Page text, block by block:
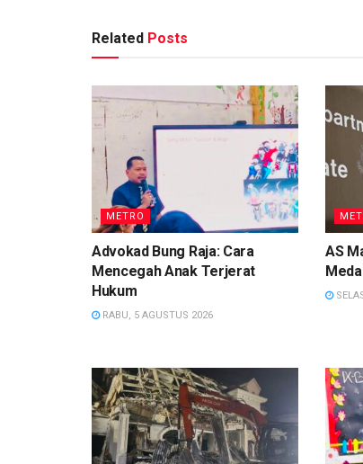
Related Posts
METRO
Advokad Bung Raja: Cara
Mencegah Anak Terjerat
Hukum
RABU, 5 AGUSTUS 2026
AS